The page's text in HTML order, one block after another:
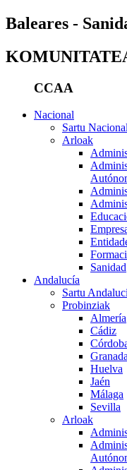
Baleares -
CCAA
Nacional
Sartu Nacional
Arloak
Sanidad
Andalucía
Sartu
Probinziak
Almería
Cádiz
Granada
Huelva
Jaén
Málaga
Sevilla
Arloak